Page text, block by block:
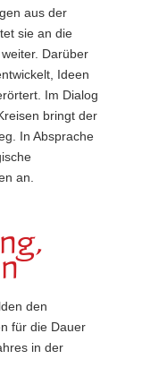
aus der
sie an die
Darüber
Ideen
Im Dialog
bringt der
In Absprache
an.
den
für die Dauer
in der